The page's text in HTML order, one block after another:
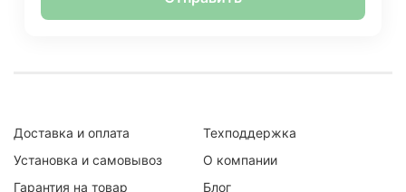
Доставка и оплата
Установка и самовывоз
Гарантия на товар
Техподдержка
О компании
Блог